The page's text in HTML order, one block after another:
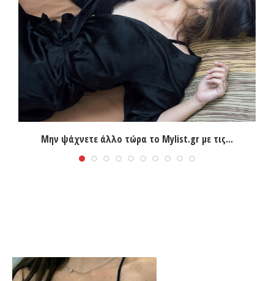
Μην ψάχνετε άλλο τώρα το Mylist.gr με τις...